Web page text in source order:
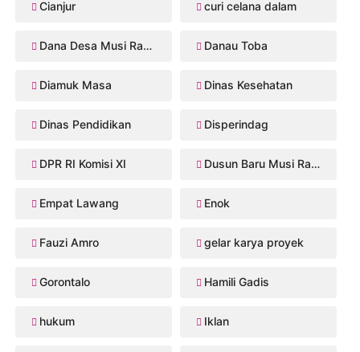
Cianjur curi celana dalam
Dana Desa Musi Rawas Danau Toba
Diamuk Masa Dinas Kesehatan
Dinas Pendidikan Disperindag
DPR RI Komisi XI Dusun Baru Musi Rawas
Empat Lawang Enok
Fauzi Amro gelar karya proyek
Gorontalo Hamili Gadis
hukum Iklan